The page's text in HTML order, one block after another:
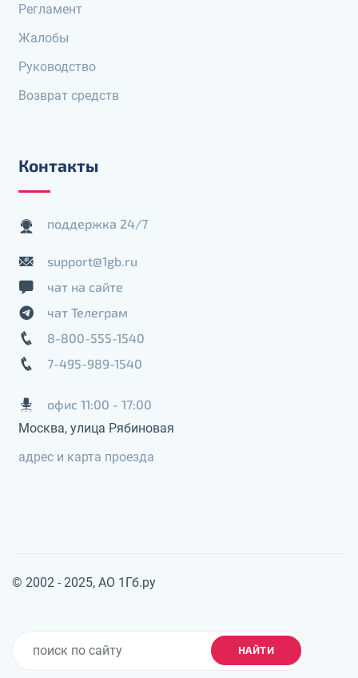
Регламент
Жалобы
Руководство
Возврат средств
Контакты
поддержка 24/7
support@1gb.ru
чат на сайте
чат Телеграм
8-800-555-1540
7-495-989-1540
офис 11:00 - 17:00
Москва, улица Рябиновая
адрес и карта проезда
© 2002 - 2025, АО 1Гб.ру
НАЙТИ